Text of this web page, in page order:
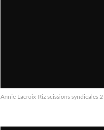
Annie Lacroix-Riz scissions syndicales 2